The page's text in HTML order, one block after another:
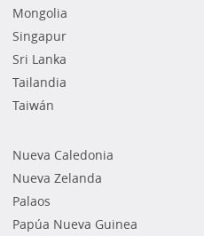
Mongolia
Singapur
Sri Lanka
Tailandia
Taiwán
Nueva Caledonia
Nueva Zelanda
Palaos
Papúa Nueva Guinea